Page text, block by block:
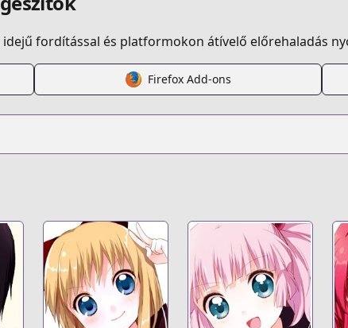
fordítással és platformokon átívelő előrehaladás
Firefox Add-ons